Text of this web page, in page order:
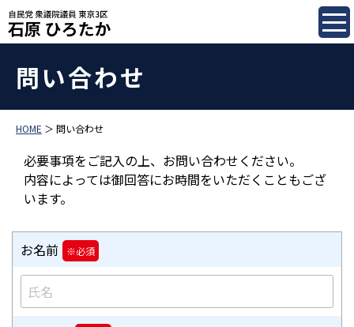
問い合わせ
HOME ＞ 問い合わせ
必要事項をご記入の上、お問い合わせください。
内容によっては御回答にお時間をいただくこともござ
います。
お名前